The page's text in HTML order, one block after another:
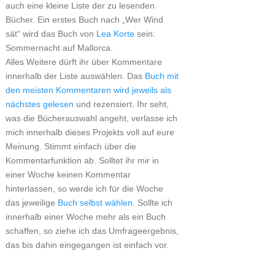
auch eine kleine Liste der zu lesenden
Bücher. Ein erstes Buch nach „Wer Wind
sät“ wird das Buch von Lea Kortesein:
Sommernacht auf Mallorca.
Alles Weitere dürft ihr über Kommentare
innerhalb der Liste auswählen. Das Buch mit
den meisten Kommentaren wird jeweils als
nächstes gelesen und rezensiert. Ihr seht,
was die Bücherauswahl angeht, verlasse ich
mich innerhalb dieses Projekts voll auf eure
Meinung. Stimmt einfach über die
Kommentarfunktion ab. Solltet ihr mir in
einer Woche keinen Kommentar
hinterlassen, so werde ich für die Woche
das jeweilige Buch selbst wählen . Sollte ich
innerhalb einer Woche mehr als ein Buch
schaffen, so ziehe ich das Umfrageergebnis,
das bis dahin eingegangen ist einfach vor.